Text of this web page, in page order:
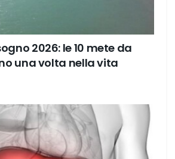
2026: le 10 mete da
una volta nella vita